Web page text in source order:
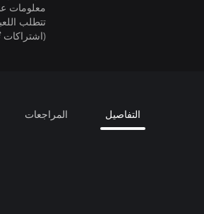
معلومات
التفاصيل المراجعات